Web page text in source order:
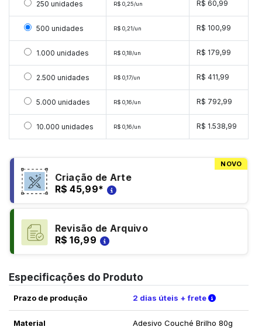
Selecionar 250 unidades
250 unidades R$ 0,25/un R$ 60,99
Selecionar 500 unidades
500 unidades R$ 0,21/un R$ 100,99
Selecionar 1000 unidades
1.000 unidades R$ 0,18/un R$ 179,99
Selecionar 2500 unidades
2.500 unidades R$ 0,17/un R$ 411,99
Selecionar 5000 unidades
5.000 unidades R$ 0,16/un R$ 792,99
Selecionar 10000 unidades
10.000 unidades R$ 0,16/un R$ 1.538,99
NOVO
Criação de Arte
R$ 45,99*
Revisão de Arquivo
R$ 16,99
Especificações do Produto
Prazo de produção 2 dias úteis + frete Verifique
Material Adesivo Couché Brilho 80g